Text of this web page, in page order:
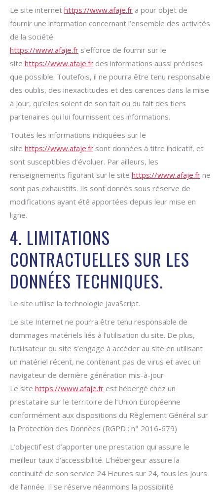
Le site internet https://www.afaje.fr a pour objet de
fournir une information concernant l’ensemble des activités
de la société.
https://www.afaje.fr s’efforce de fournir sur le
site https://www.afaje.fr des informations aussi précises
que possible. Toutefois, il ne pourra être tenu responsable
des oublis, des inexactitudes et des carences dans la mise
à jour, qu’elles soient de son fait ou du fait des tiers
partenaires qui lui fournissent ces informations.
Toutes les informations indiquées sur le
site https://www.afaje.fr sont données à titre indicatif, et
sont susceptibles d’évoluer. Par ailleurs, les
renseignements figurant sur le site https://www.afaje.fr ne
sont pas exhaustifs. Ils sont donnés sous réserve de
modifications ayant été apportées depuis leur mise en
ligne.
4. LIMITATIONS
CONTRACTUELLES SUR LES
DONNÉES TECHNIQUES.
Le site utilise la technologie JavaScript.
Le site Internet ne pourra être tenu responsable de
dommages matériels liés à l’utilisation du site. De plus,
l’utilisateur du site s’engage à accéder au site en utilisant
un matériel récent, ne contenant pas de virus et avec un
navigateur de dernière génération mis-à-jour
Le site https://www.afaje.fr est hébergé chez un
prestataire sur le territoire de l’Union Européenne
conformément aux dispositions du Règlement Général sur
la Protection des Données (RGPD : n° 2016-679)
L’objectif est d’apporter une prestation qui assure le
meilleur taux d’accessibilité. L’hébergeur assure la
continuité de son service 24 Heures sur 24, tous les jours
de l’année. Il se réserve néanmoins la possibilité